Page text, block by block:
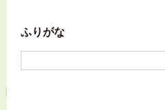
ふりがな